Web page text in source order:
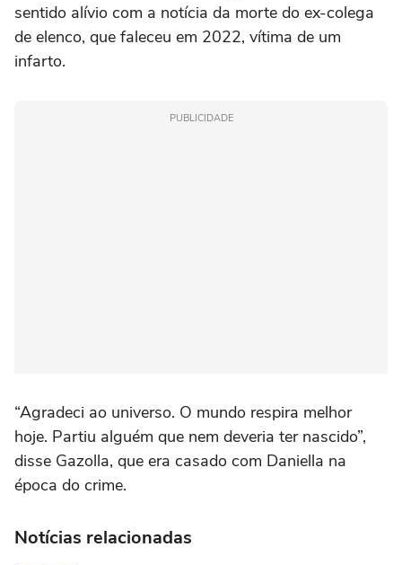
sentido alívio com a notícia da morte do ex-colega
de elenco, que faleceu em 2022, vítima de um
infarto.
PUBLICIDADE
“Agradeci ao universo. O mundo respira melhor
hoje. Partiu alguém que nem deveria ter nascido”,
disse Gazolla, que era casado com Daniella na
época do crime.
Notícias relacionadas